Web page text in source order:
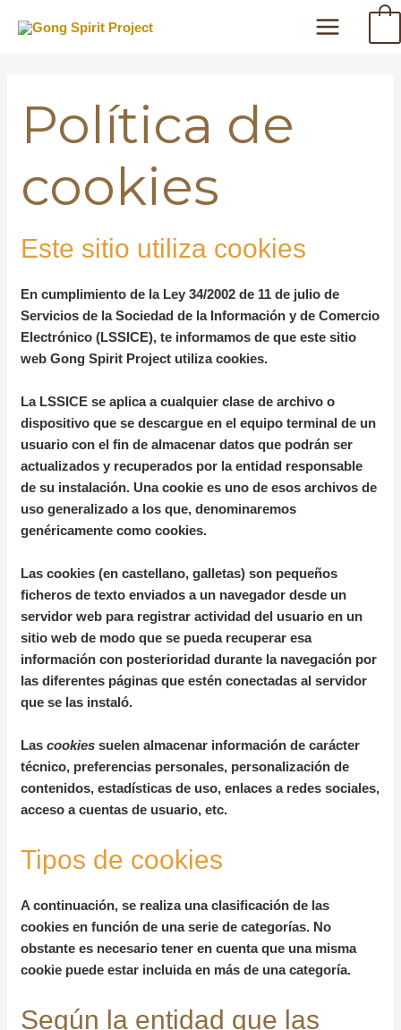
Main
Política de
cookies
Este sitio utiliza cookies
En cumplimiento de la Ley 34/2002 de 11 de julio de
Servicios de la Sociedad de la Información y de Comercio
Electrónico (LSSICE), te informamos de que este sitio
webGong Spirit Project utiliza cookies.
La LSSICE se aplica a cualquier clase de archivo o
dispositivo que se descargue en el equipo terminal de un
usuario con el fin de almacenar datos que podrán ser
actualizados y recuperados por la entidad responsable
de su instalación. Una cookie es uno de esos archivos de
uso generalizado a los que, denominaremos
genéricamente como cookies.
Las cookies (en castellano, galletas) son pequeños
ficheros de texto enviados a un navegador desde un
servidor web para registrar actividad del usuario en un
sitio web de modo que se pueda recuperar esa
información con posterioridad durante la navegación por
las diferentes páginas que estén conectadas al servidor
que se las instaló.
Lascookies suelen almacenar información de carácter
técnico, preferencias personales, personalización de
contenidos, estadísticas de uso, enlaces a redes sociales,
acceso a cuentas de usuario, etc.
Tipos de cookies
A continuación, se realiza una clasificación de las
cookies en función de una serie de categorías. No
obstante es necesario tener en cuenta que una misma
cookie puede estar incluida en más de una categoría.
Según la entidad que las